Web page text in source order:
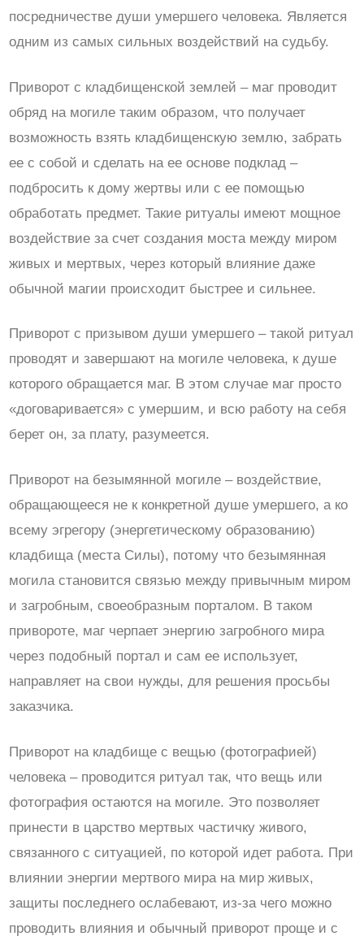
посредничестве души умершего человека. Является
одним из самых сильных воздействий на судьбу.
Приворот с кладбищенской землей – маг проводит
обряд на могиле таким образом, что получает
возможность взять кладбищенскую землю, забрать
ее с собой и сделать на ее основе подклад –
подбросить к дому жертвы или с ее помощью
обработать предмет. Такие ритуалы имеют мощное
воздействие за счет создания моста между миром
живых и мертвых, через который влияние даже
обычной магии происходит быстрее и сильнее.
Приворот с призывом души умершего – такой ритуал
проводят и завершают на могиле человека, к душе
которого обращается маг. В этом случае маг просто
«договаривается» с умершим, и всю работу на себя
берет он, за плату, разумеется.
Приворот на безымянной могиле – воздействие,
обращающееся не к конкретной душе умершего, а ко
всему эгрегору (энергетическому образованию)
кладбища (места Силы), потому что безымянная
могила становится связью между привычным миром
и загробным, своеобразным порталом. В таком
привороте, маг черпает энергию загробного мира
через подобный портал и сам ее использует,
направляет на свои нужды, для решения просьбы
заказчика.
Приворот на кладбище с вещью (фотографией)
человека – проводится ритуал так, что вещь или
фотография остаются на могиле. Это позволяет
принести в царство мертвых частичку живого,
связанного с ситуацией, по которой идет работа. При
влиянии энергии мертвого мира на мир живых,
защиты последнего ослабевают, из-за чего можно
проводить влияния и обычный приворот проще и с